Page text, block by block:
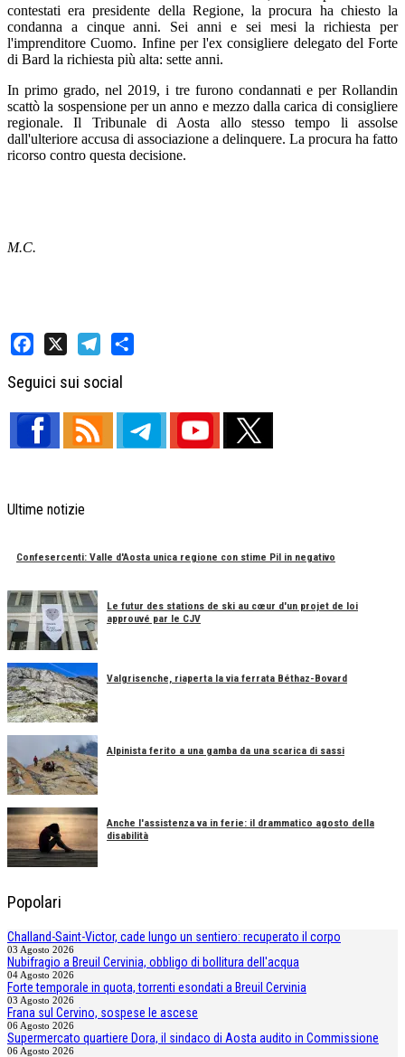
contestati era presidente della Regione, la procura ha chiesto la
condanna a cinque anni. Sei anni e sei mesi la richiesta per
l'imprenditore Cuomo. Infine per l'ex consigliere delegato del Forte
di Bard la richiesta più alta: sette anni.
In primo grado, nel 2019, i tre furono condannati e per Rollandin
scattò la sospensione per un anno e mezzo dalla carica di consigliere
regionale. Il Tribunale di Aosta allo stesso tempo li assolse
dall'ulteriore accusa di associazione a delinquere. La procura ha fatto
ricorso contro questa decisione.
M.C.
Seguici sui social
Ultime notizie
Confesercenti: Valle d'Aosta unica regione con stime Pil in negativo
Le futur des stations de ski au cœur d'un projet de loi
approuvé par le CJV
Valgrisenche, riaperta la via ferrata Béthaz-Bovard
Alpinista ferito a una gamba da una scarica di sassi
Anche l'assistenza va in ferie: il drammatico agosto della
disabilità
Popolari
Challand-Saint-Victor, cade lungo un sentiero: recuperato il corpo
03 Agosto 2026
Nubifragio a Breuil Cervinia, obbligo di bollitura dell'acqua
04 Agosto 2026
Forte temporale in quota, torrenti esondati a Breuil Cervinia
03 Agosto 2026
Frana sul Cervino, sospese le ascese
06 Agosto 2026
Supermercato quartiere Dora, il sindaco di Aosta audito in Commissione
06 Agosto 2026